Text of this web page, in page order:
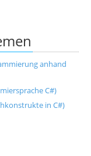
anhand
C#)
in C#)